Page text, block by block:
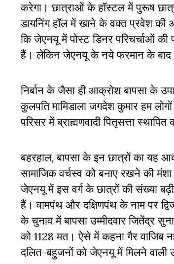
करेगा। छात्राओं के हॉस्टल में पुरूष
डायनिंग हॉल में खाने के वक्त प्रवेश की
कि जेएनयू में पोस्ट डिनर परिचर्चाओं की
हैं। लेकिन जेएनयू के नये फरमान के बाद
निर्बान के जैसा ही आक्रोश बापसा के
कुलपति मामिडाला जगदेश कुमार हम
परिसर में ब्राह्मणवादी पितृसत्ता
बहरहाल, बापसा के इन छात्रों का यह
सामाजिक वर्चस्व को बनाए रखने की
जेएनयू में इस वर्ग के छात्रों की संख्या
हैं। वामपंथ और दक्षिणपंथ के नाम पर
के चुनाव में बापसा उम्मीदवार जितेंद्र
को 1128 मत। ऐसे में कहना गैर वाजिब
दलित-बहुजनों को जेएनयू में मिलने वाली